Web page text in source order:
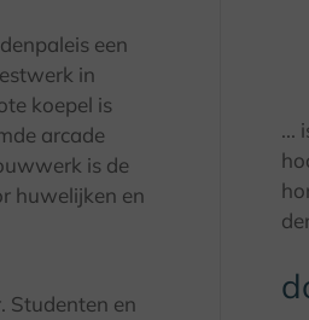
een
in
koepel is
arcade
is de
huwelijken en
Studenten en
...